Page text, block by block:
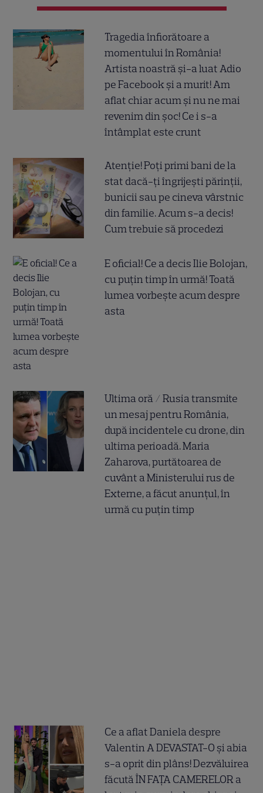
Tragedia înfiorătoare a
momentului în România!
Artista noastră și-a luat Adio
pe Facebook și a murit! Am
aflat chiar acum și nu ne mai
revenim din șoc! Ce i s-a
întâmplat este crunt
Atenție! Poți primi bani de la
stat dacă-ți îngrijești părinții,
bunicii sau pe cineva vârstnic
din familie. Acum s-a decis!
Cum trebuie să procedezi
E oficial! Ce a decis Ilie Bolojan,
cu puțin timp în urmă! Toată
lumea vorbește acum despre
asta
Ultima oră / Rusia transmite
un mesaj pentru România,
după incidentele cu drone, din
ultima perioadă. Maria
Zaharova, purtătoarea de
cuvânt a Ministerului rus de
Externe, a făcut anunțul, în
urmă cu puțin timp
Ce a aflat Daniela despre
Valentin A DEVASTAT-O și abia
s-a oprit din plâns! Dezvăluirea
făcută ÎN FAȚA CAMERELOR a